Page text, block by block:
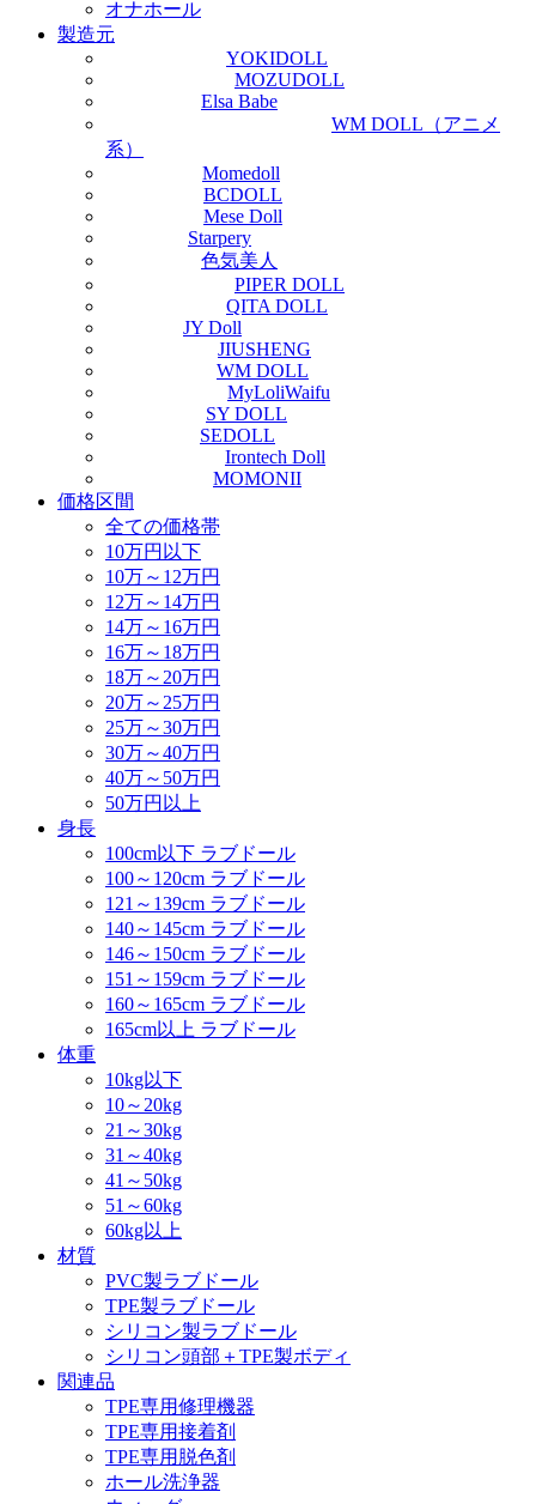
オナホール
製造元
YOKIDOLL
MOZUDOLL
Elsa Babe
WM DOLL（アニメ
系）
Momedoll
BCDOLL
Mese Doll
Starpery
色気美人
PIPER DOLL
QITA DOLL
JY Doll
JIUSHENG
WM DOLL
MyLoliWaifu
SY DOLL
SEDOLL
Irontech Doll
MOMONII
価格区間
全ての価格帯
10万円以下
10万～12万円
12万～14万円
14万～16万円
16万～18万円
18万～20万円
20万～25万円
25万～30万円
30万～40万円
40万～50万円
50万円以上
身長
100cm以下 ラブドール
100～120cm ラブドール
121～139cm ラブドール
140～145cm ラブドール
146～150cm ラブドール
151～159cm ラブドール
160～165cm ラブドール
165cm以上 ラブドール
体重
10kg以下
10～20kg
21～30kg
31～40kg
41～50kg
51～60kg
60kg以上
材質
PVC製ラブドール
TPE製ラブドール
シリコン製ラブドール
シリコン頭部＋TPE製ボディ
関連品
TPE専用修理機器
TPE専用接着剤
TPE専用脱色剤
ホール洗浄器